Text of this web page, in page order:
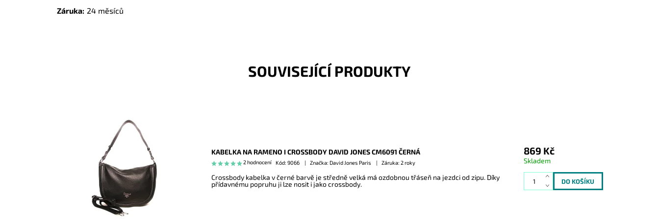
Záruka: 24 měsíců
SOUVISEJÍCÍ PRODUKTY
KABELKA NA RAMENO I CROSSBODY DAVID JONES CM6091 ČERNÁ
2 hodnocení Kód: 9066 Značka: David Jones Paris Záruka: 2 roky
Crossbody kabelka v černé barvě je středně velká má ozdobnou třáseň na jezdci od zipu. Díky
přídavnému popruhu ji lze nosit i jako crossbody.
869 Kč
Skladem